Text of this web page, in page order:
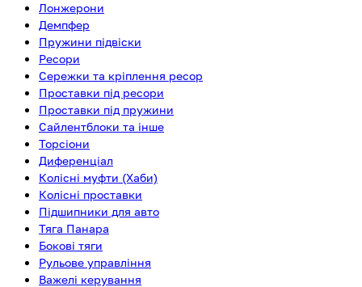
Лонжерони
Демпфер
Пружини підвіски
Ресори
Сережки та кріплення ресор
Проставки під ресори
Проставки під пружини
Сайлентблоки та інше
Торсіони
Диференціал
Колісні муфти (Хаби)
Колісні проставки
Підшипники для авто
Тяга Панара
Бокові тяги
Рульове управління
Важелі керування